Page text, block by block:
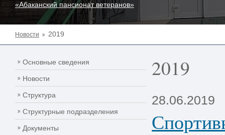
«Абаканский пансионат ветеранов»
Новости 2019
Основные сведения
Новости
Структура
Структурные подразделения
Документы
2019
28.06.2019